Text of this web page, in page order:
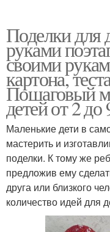
Поделки для
руками
своими
картона,
Пошаговый
детей от 2 до
Маленькие дети в
мастерить и
поделки. К тому же
предложив ему
друга или близкого
количество идей для